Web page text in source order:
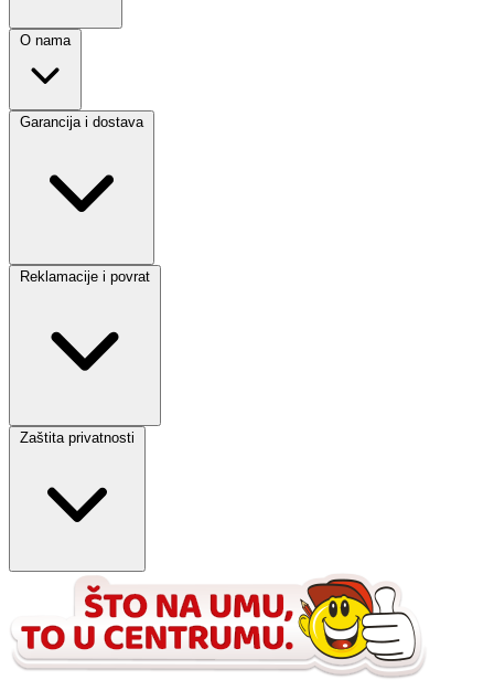
O nama
Garancija i dostava
Reklamacije i povrat
Zaštita privatnosti